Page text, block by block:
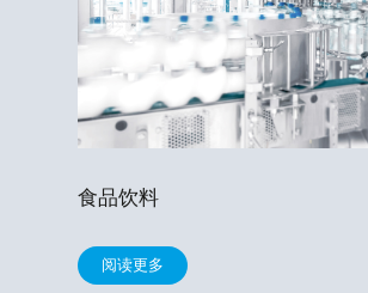
食品饮料
阅读更多